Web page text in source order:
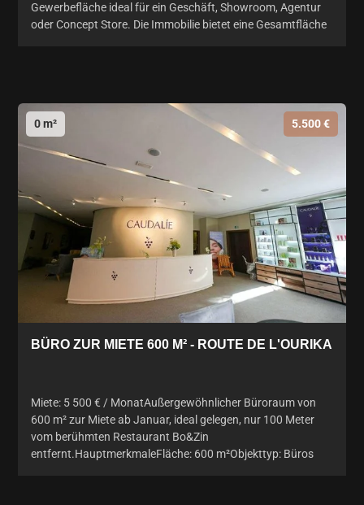
Gewerbefläche ideal für ein Geschäft, Showroom, Agentur
oder Concept Store. Die Immobilie bietet eine Gesamtfläche
0 m² 5.500 €
BÜRO ZUR MIETE 600 M² - ROUTE DE L'OURIKA
Miete: 5 500 € / MonatAußergewöhnlicher Büroraum von
600 m² zur Miete ab Januar, ideal gelegen, nur 100 Meter
vom berühmten Restaurant Bo&Zin
entfernt.HauptmerkmaleFläche: 600 m²Objekttyp: Büros